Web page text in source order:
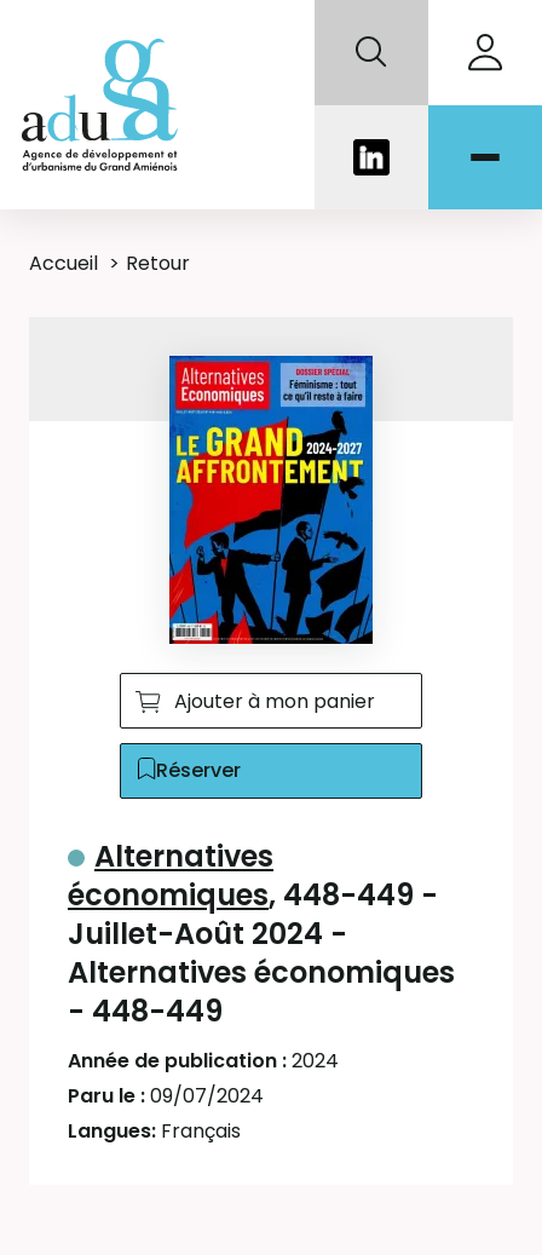
Accueil Retour
Ajouter à mon panier
Réserver
Alternatives
économiques, 448-449 -
Juillet-Août 2024 -
Alternatives économiques
- 448-449
Année de publication :2024
Paru le :09/07/2024
Langues: Français